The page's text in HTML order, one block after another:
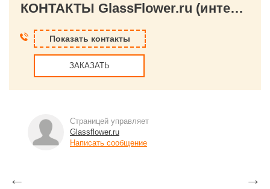
КОНТАКТЫ GlassFlower.ru (интернет магазин)
Показать контакты
ЗАКАЗАТЬ
Страницей управляет
Glassflower.ru
Написать сообщение
← →